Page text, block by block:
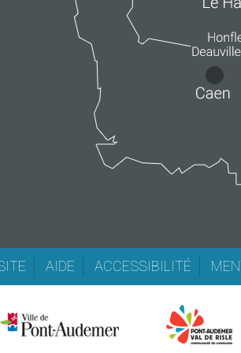
AIDE ACCESSIBILITÉ